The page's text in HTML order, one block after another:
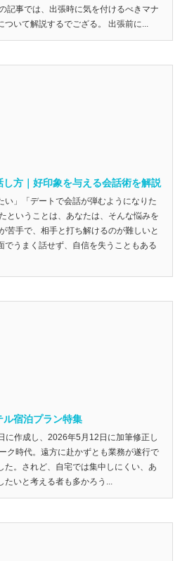
記事では、出張時に気を付けるべきマナ
いて解説するでござる。 出張前に...
方｜好印象を与える会話術を解説
い」「デートで会話が弾むようになりた
ということは、あなたは、そんな悩みを
苦手で、相手と打ち解けるのが難しいと
でうまく話せず、自信を失うこともある
ル宿泊プラン特集
作成し、2026年5月12日に加筆修正し
ク時代。遠方に赴かずとも業務が遂行で
た。されど、自宅では集中しにくい、あ
いと考える者も多かろう...